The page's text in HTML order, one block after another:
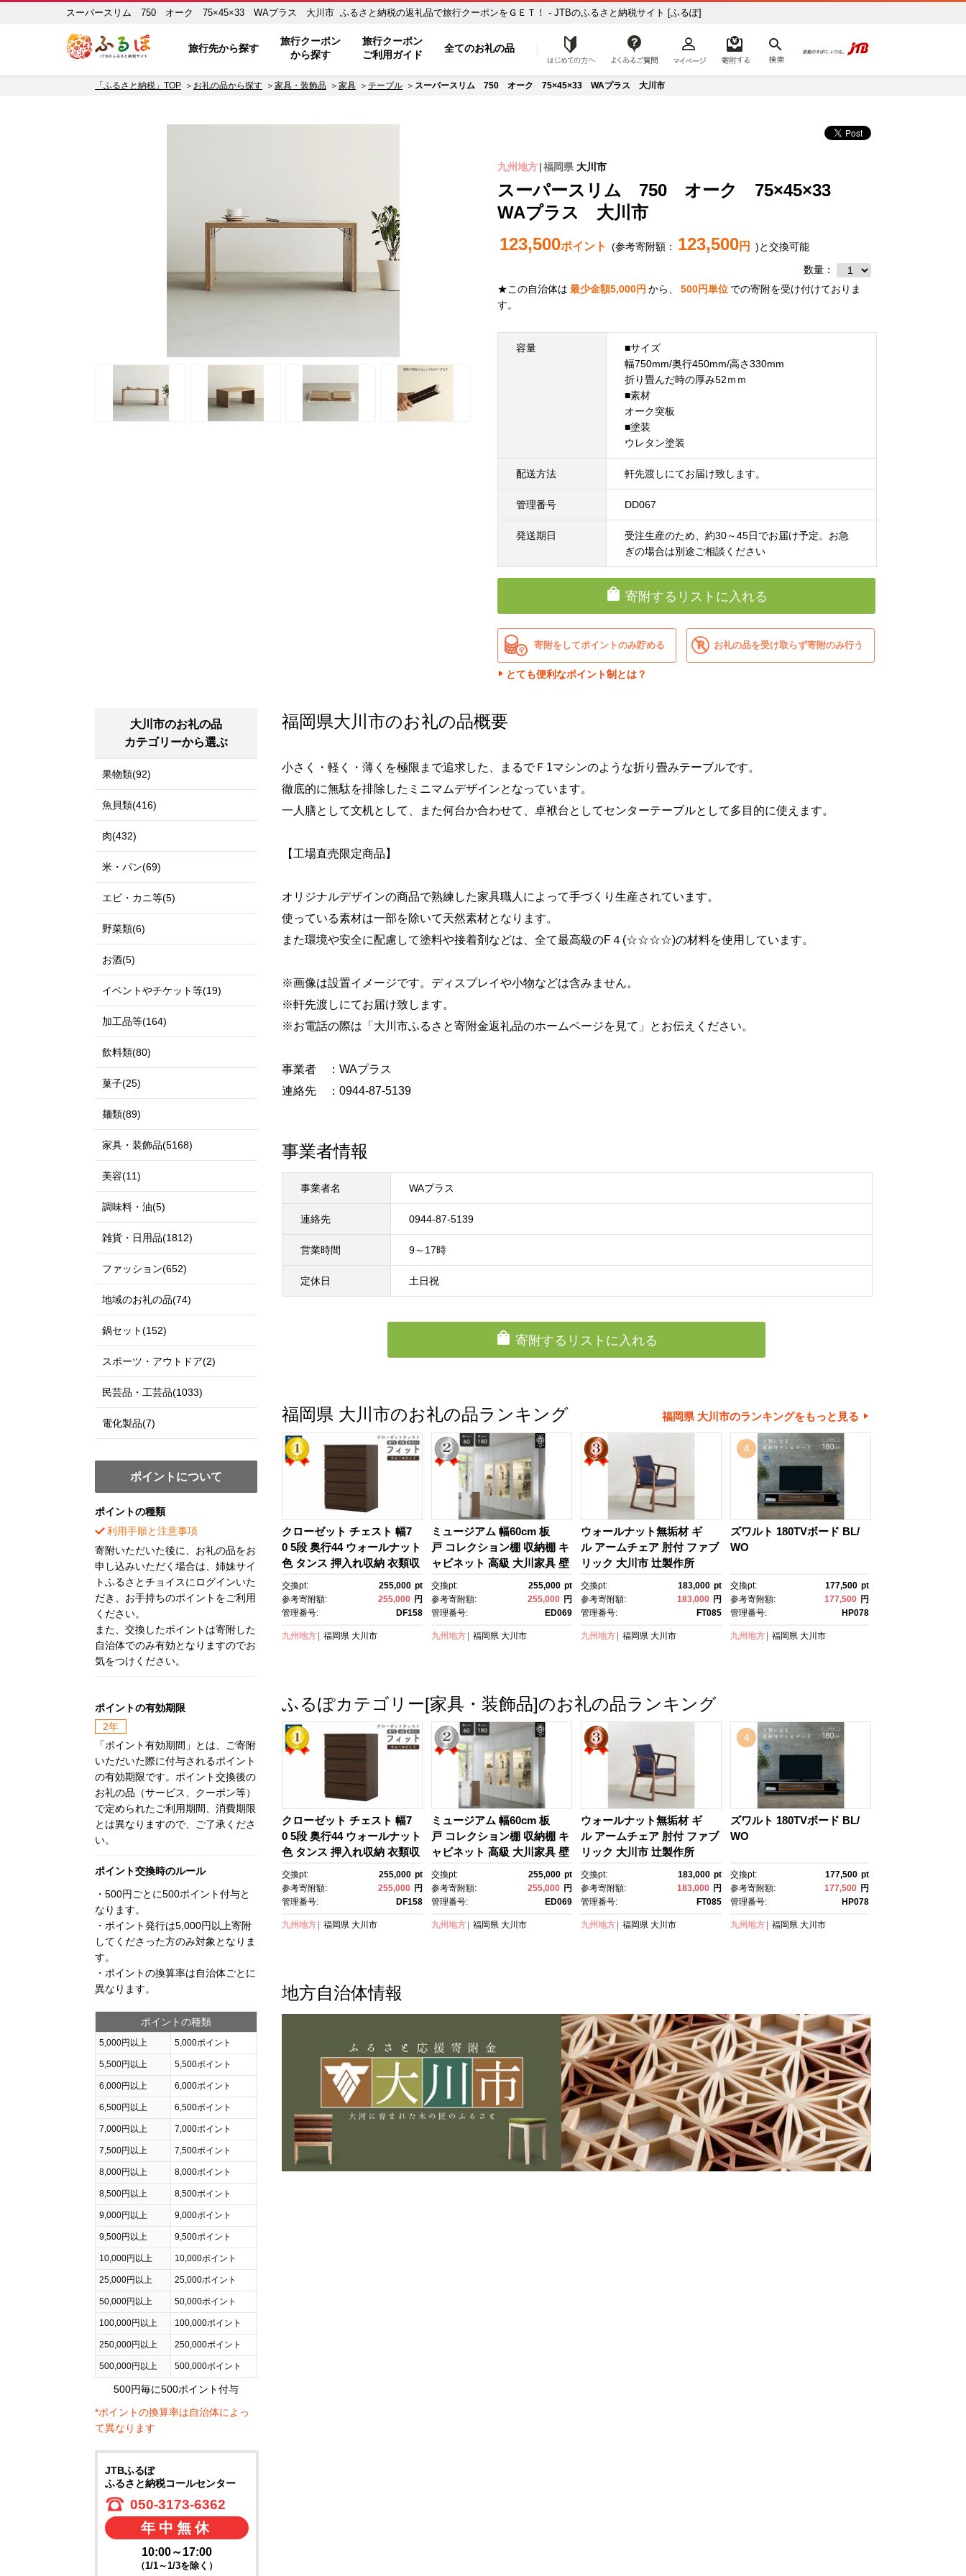
スーパースリム 750 オーク 75×45×33 WAプラス 大川市 ふるさと納税の返礼品で旅行クーポンをＧＥＴ！ - JTBのふるさと納税サイト [ふるぽ]
旅行先から探す
旅行クーポン
から探す
旅行クーポン
ご利用ガイド
全てのお礼の品 はじめての方へ
「ふるさと納税」TOP お礼の品から探す 家具・装飾品 家具 テーブル スーパースリム 750 オーク 75×45×33 WAプラス 大川市
九州地方 福岡県 大川市
スーパースリム 750 オーク 75×45×33
WAプラス 大川市
123,500ポイント (参考寄附額： 123,500円
)と交換可能
数量：
★この自治体は 最少金額5,000円 から、 500円単位 での寄附を受け付けておりま
す。
容量
■サイズ
幅750mm/奥行450mm/高さ330mm
折り畳んだ時の厚み52ｍｍ
■素材
オーク突板
■塗装
ウレタン塗装
配送方法 軒先渡しにてお届け致します。
管理番号 DD067
発送期日
受注生産のため、約30～45日でお届け予定。お急
ぎの場合は別途ご相談ください
寄附するリストに入れる
寄附をしてポイントのみ貯める
とても便利なポイント制とは？
お礼の品を受け取らず寄附のみ行う
福岡県大川市のお礼の品概要
小さく・軽く・薄くを極限まで追求した、まるでＦ1マシンのような折り畳みテーブルです。
徹底的に無駄を排除したミニマムデザインとなっています。
一人膳として文机として、また何台か合わせて、卓袱台としてセンターテーブルとして多目的に使えます。
【工場直売限定商品】
オリジナルデザインの商品で熟練した家具職人によって手づくり生産されています。
使っている素材は一部を除いて天然素材となります。
また環境や安全に配慮して塗料や接着剤などは、全て最高級のF４(☆☆☆☆)の材料を使用しています。
※画像は設置イメージです。ディスプレイや小物などは含みません。
※軒先渡しにてお届け致します。
※お電話の際は「大川市ふるさと寄附金返礼品のホームページを見て」とお伝えください。
事業者 ：WAプラス
連絡先 ：0944-87-5139
事業者情報
事業者名 WAプラス
連絡先 0944-87-5139
営業時間 9～17時
定休日 土日祝
寄附するリストに入れる
福岡県 大川市のお礼の品ランキング 福岡県 大川市のランキングをもっと見る
クローゼット チェスト 幅7
0 5段 奥行44 ウォールナット
色 タンス 押入れ収納 衣類収
納 桐 箪笥 大川家具 丸田木
工 フィット
交換pt: 255,000 pt
参考寄附額:
255,000 円
管理番号:
DF158
九州地方 福岡県 大川市
ミュージアム 幅60cm 板
戸 コレクション棚 収納棚 キ
ャビネット 高級 大川家具 壁
面収納 【開梱設置】
交換pt: 255,000 pt
参考寄附額:
255,000 円
管理番号:
ED069
九州地方 福岡県 大川市
ウォールナット無垢材 ギ
ル アームチェア 肘付 ファブ
リック 大川市 辻製作所
交換pt: 183,000 pt
参考寄附額:
183,000 円
管理番号:
FT085
九州地方 福岡県 大川市
4
ズワルト 180TVボード BL/
WO
交換pt: 177,500 pt
参考寄附額:
177,500 円
管理番号:
HP078
九州地方 福岡県 大川市
ふるぽカテゴリー[家具・装飾品]のお礼の品ランキング
クローゼット チェスト 幅7
0 5段 奥行44 ウォールナット
色 タンス 押入れ収納 衣類収
納 桐 箪笥 大川家具 丸田木
工 フィット
交換pt: 255,000 pt
参考寄附額:
255,000 円
管理番号:
DF158
九州地方 福岡県 大川市
ミュージアム 幅60cm 板
戸 コレクション棚 収納棚 キ
ャビネット 高級 大川家具 壁
面収納 【開梱設置】
交換pt: 255,000 pt
参考寄附額:
255,000 円
管理番号:
ED069
九州地方 福岡県 大川市
ウォールナット無垢材 ギ
ル アームチェア 肘付 ファブ
リック 大川市 辻製作所
交換pt: 183,000 pt
参考寄附額:
183,000 円
管理番号:
FT085
九州地方 福岡県 大川市
4
ズワルト 180TVボード BL/
WO
交換pt: 177,500 pt
参考寄附額:
177,500 円
管理番号:
HP078
九州地方 福岡県 大川市
地方自治体情報
大川市のお礼の品
カテゴリーから選ぶ
果物類(92)
魚貝類(416)
肉(432)
米・パン(69)
エビ・カニ等(5)
野菜類(6)
お酒(5)
イベントやチケット等(19)
加工品等(164)
飲料類(80)
菓子(25)
麺類(89)
家具・装飾品(5168)
美容(11)
調味料・油(5)
雑貨・日用品(1812)
ファッション(652)
地域のお礼の品(74)
鍋セット(152)
スポーツ・アウトドア(2)
民芸品・工芸品(1033)
電化製品(7)
ポイントについて
ポイントの種類
利用手順と注意事項
寄附いただいた後に、お礼の品をお
申し込みいただく場合は、姉妹サイ
トふるさとチョイスにログインいた
だき、お手持ちのポイントをご利用
ください。
また、交換したポイントは寄附した
自治体でのみ有効となりますのでお
気をつけください。
ポイントの有効期限
2年
「ポイント有効期間」とは、ご寄附
いただいた際に付与されるポイント
の有効期限です。ポイント交換後の
お礼の品（サービス、クーポン等）
で定められたご利用期間、消費期限
とは異なりますので、ご了承くださ
い。
ポイント交換時のルール
・500円ごとに500ポイント付与と
なります。
・ポイント発行は5,000円以上寄附
してくださった方のみ対象となりま
す。
・ポイントの換算率は自治体ごとに
異なります。
ポイントの種類
5,000円以上 5,000ポイント
5,500円以上 5,500ポイント
6,000円以上 6,000ポイント
6,500円以上 6,500ポイント
7,000円以上 7,000ポイント
7,500円以上 7,500ポイント
8,000円以上 8,000ポイント
8,500円以上 8,500ポイント
9,000円以上 9,000ポイント
9,500円以上 9,500ポイント
10,000円以上 10,000ポイント
25,000円以上 25,000ポイント
50,000円以上 50,000ポイント
100,000円以上 100,000ポイント
250,000円以上 250,000ポイント
500,000円以上 500,000ポイント
500円毎に500ポイント付与
*ポイントの換算率は自治体によっ
て異なります
JTBふるぽ
ふるさと納税コールセンター
050-3173-6362
年中無休
10:00～17:00
（1/1～1/3を除く）